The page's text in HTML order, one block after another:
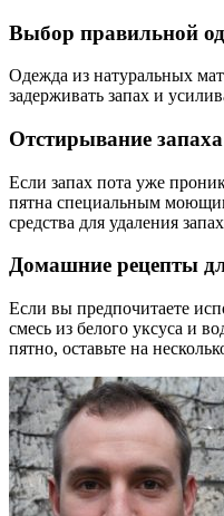
Выбор правильной
Одежда из натуральных
задерживать запах и
Отстирывание
Если запах пота уже
пятна специальным
средства для удаления
Домашние рецепты
Если вы предпочитаете
смесь из белого уксуса и
пятно, оставьте на